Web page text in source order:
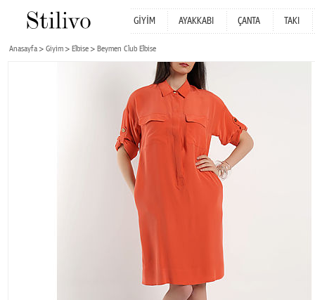
GİYİM AYAKKABI ÇANTA TAKI
Anasayfa Giyim Elbise Beymen Club Elbise